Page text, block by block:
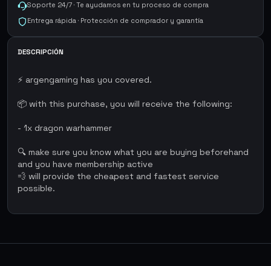
Soporte 24/7 · Te ayudamos en tu proceso de compra
Entrega rápida · Protección de comprador y garantía
DESCRIPCIÓN
⚡ argengaming has you covered.
📦 with this purchase, you will receive the following:
- 1x dragon warhammer
🔍 make sure you know what you are buying beforehand
and you have membership active
💨 will provide the cheapest and fastest service
possible.